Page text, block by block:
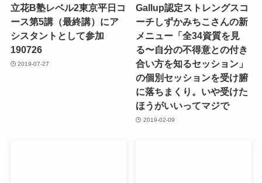
立花B塾レベル2東京平日コ
ース第5講（最終講）にア
シスタントとして参加
190726
2019-07-27
Gallup認定ストレングスコ
ーチしずかみちこさんの新
メニュー「全34資質を見
る〜自分の不得意との付き
合い方を知るセッション」
の個別セッションを受け腑
に落ちまくり。いや受けた
ほうがいいってマジで
2019-02-09